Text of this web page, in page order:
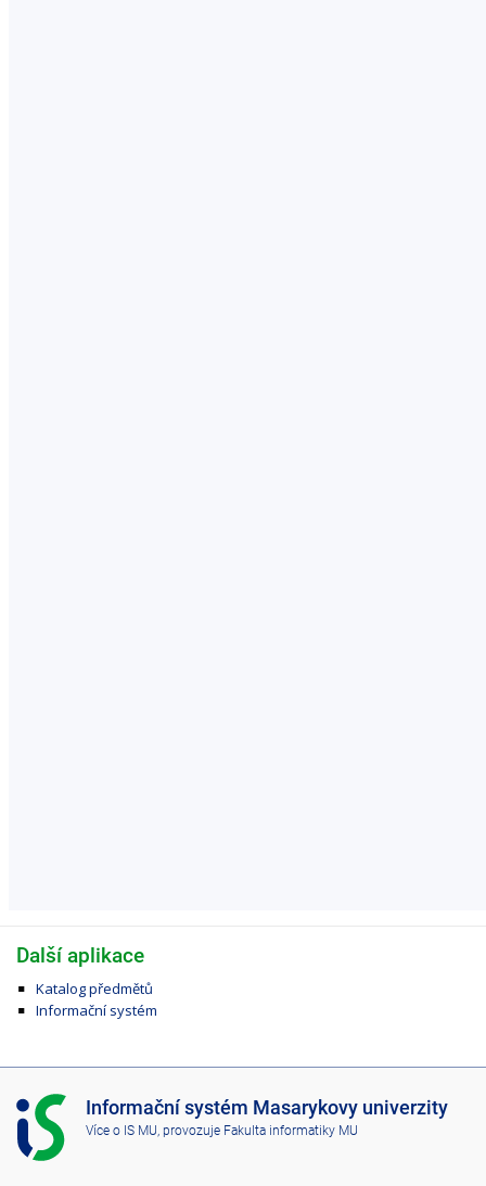
Další aplikace
Katalog předmětů
Informační systém
I
S
M
Informační systém Masarykovy univerzity
Více o IS MU , provozuje Fakulta informatiky MU